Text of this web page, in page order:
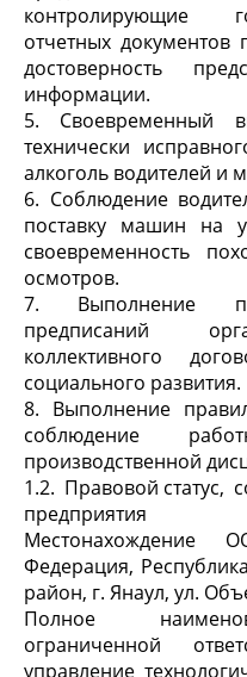
контролирующие
отчетных
достоверность
информации.
5. Своевременный
технически
алкоголь водителей и
6. Соблюдение
поставку машин на
своевременность
осмотров.
7. Выполнение
предписаний
коллективного
социального развития.
8. Выполнение
соблюдение
производственной
1.2. Правовой статус,
предприятия
Местонахождение
Федерация,
район, г. Янаул, ул.
Полное
ограниченной
управление